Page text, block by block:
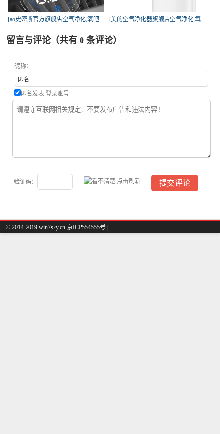
[ao史密斯官方旗舰店空气净化,氧吧 [美的空气净化器旗舰店空气净化,氧
留言与评论（共有 0 条评论）
昵称：
匿名发表 登录账号
验证码：
© 2014-2019 win7sky.cn 京ICP554555号 |